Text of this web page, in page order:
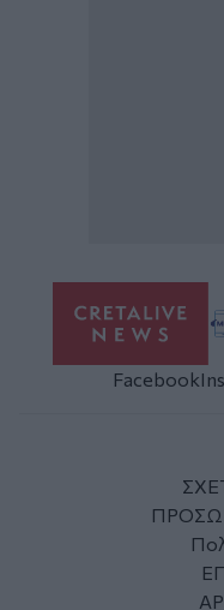
Facebook